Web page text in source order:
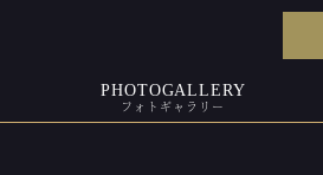
PHOTOGALLERY
フォトギャラリー